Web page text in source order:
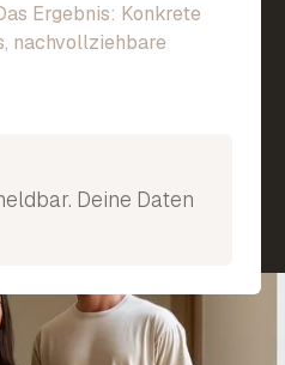
Ergebnis: Konkrete
nachvollziehbare
Deine Daten